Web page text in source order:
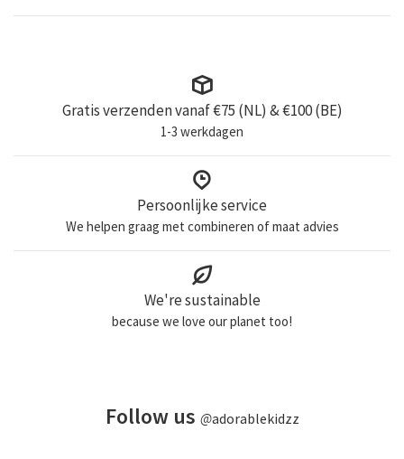
Gratis verzenden vanaf €75 (NL) & €100 (BE)
1-3 werkdagen
Persoonlijke service
We helpen graag met combineren of maat advies
We're sustainable
because we love our planet too!
Follow us @adorablekidzz